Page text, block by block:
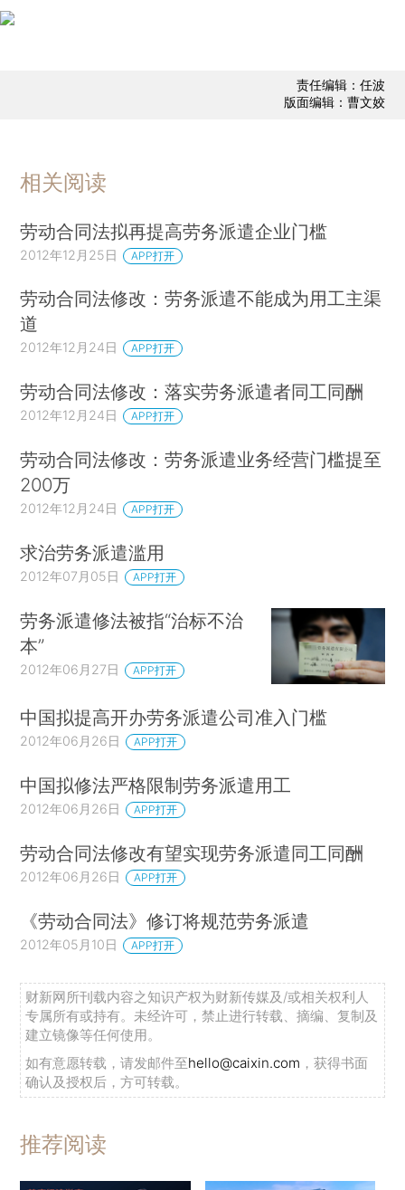
责任编辑：任波
版面编辑：曹文姣
相关阅读
劳动合同法拟再提高劳务派遣企业门槛
2012年12月25日 APP打开
劳动合同法修改：劳务派遣不能成为用工主渠
道
2012年12月24日 APP打开
劳动合同法修改：落实劳务派遣者同工同酬
2012年12月24日 APP打开
劳动合同法修改：劳务派遣业务经营门槛提至
200万
2012年12月24日 APP打开
求治劳务派遣滥用
2012年07月05日 APP打开
劳务派遣修法被指“治标不治
本”
2012年06月27日 APP打开
中国拟提高开办劳务派遣公司准入门槛
2012年06月26日 APP打开
中国拟修法严格限制劳务派遣用工
2012年06月26日 APP打开
劳动合同法修改有望实现劳务派遣同工同酬
2012年06月26日 APP打开
《劳动合同法》修订将规范劳务派遣
2012年05月10日 APP打开
财新网所刊载内容之知识产权为财新传媒及/或相关权利人
专属所有或持有。未经许可，禁止进行转载、摘编、复制及
建立镜像等任何使用。
如有意愿转载，请发邮件至hello@caixin.com ，获得书面
确认及授权后，方可转载。
推荐阅读